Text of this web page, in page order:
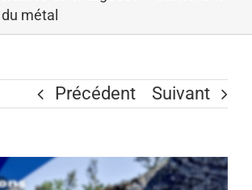
métal
Précédent Suivant